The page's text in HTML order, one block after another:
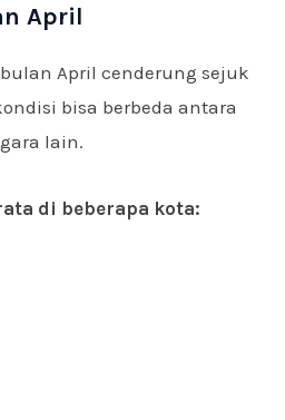
April
April cenderung sejuk
bisa berbeda antara
lain.
di beberapa kota: